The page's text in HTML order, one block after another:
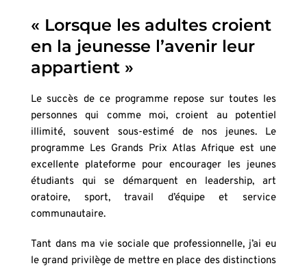
« Lorsque les adultes croient
en la jeunesse l’avenir leur
appartient »
Le succès de ce programme repose sur toutes les
personnes qui comme moi, croient au potentiel
illimité, souvent sous-estimé de nos jeunes. Le
programme Les Grands Prix Atlas Afrique est une
excellente plateforme pour encourager les jeunes
étudiants qui se démarquent en leadership, art
oratoire, sport, travail d’équipe et service
communautaire.
Tant dans ma vie sociale que professionnelle, j’ai eu
le grand privilège de mettre en place des distinctions